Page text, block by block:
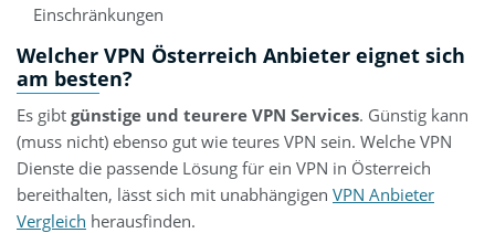
Einschränkungen
Welcher VPN Österreich Anbieter eignet sich
am besten?
Es gibt günstige und teurere VPN Services. Günstig kann
(muss nicht) ebenso gut wie teures VPN sein. Welche VPN
Dienste die passende Lösung für ein VPN in Österreich
bereithalten, lässt sich mit unabhängigen VPN Anbieter
Vergleich herausfinden.